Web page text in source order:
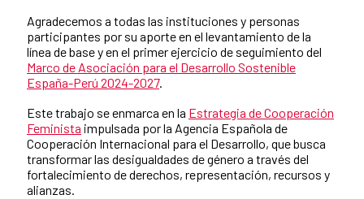
Agradecemos a todas las instituciones y personas
participantes por su aporte en el levantamiento de la
línea de base y en el primer ejercicio de seguimiento del
Marco de Asociación para el Desarrollo Sostenible
España-Perú 2024-2027.
Este trabajo se enmarca en la Estrategia de Cooperación
Feminista impulsada por la Agencia Española de
Cooperación Internacional para el Desarrollo, que busca
transformar las desigualdades de género a través del
fortalecimiento de derechos, representación, recursos y
alianzas.